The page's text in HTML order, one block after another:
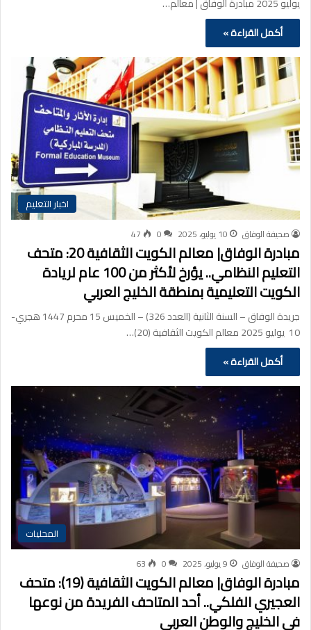
أكمل القراءة »
اخبار التعليم
صحيفة الوفاق 10 يوليو، 2025 0
47
مبادرة الوفاق| معالم الكويت الثقافية 20: متحف
التعليم النظامي.. يؤرخ لأكثر من 100 عام لريادة
الكويت التعليمية بمنطقة الخليج العربي
جريدة الوفاق – السنة الثانية (العدد 326) – الخميس 15 محرم 1447 هجري-
10 يوليو 2025 معالم الكويت الثقافية (20)…
أكمل القراءة »
المحليات
صحيفة الوفاق 9 يوليو، 2025 0
63
مبادرة الوفاق| معالم الكويت الثقافية (19): متحف
العجيري الفلكي.. أحد المتاحف الفريدة من نوعها
في الخليج والوطن العربي